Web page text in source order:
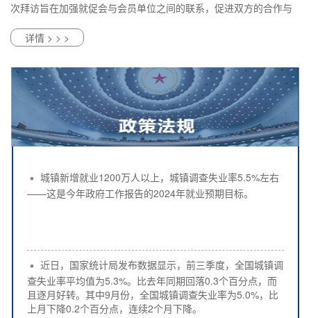
次拜访旨在加强就促会与会员单位之间的联系，促进双方的合作与
详情 > > >
城镇新增就业1200万人以上，城镇调查失业率5.5%左右
——这是今年政府工作报告的2024年就业预期目标。
近日，国家统计局发布数据显示，前三季度，全国城镇调
查失业率平均值为5.3%。比去年同期回落0.3个百分点，而
且逐月好转。其中9月份，全国城镇调查失业率为5.0%，比
上月下降0.2个百分点，连续2个月下降。